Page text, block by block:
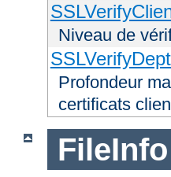
Niveau de
Profondeur
certificats
FileInfo